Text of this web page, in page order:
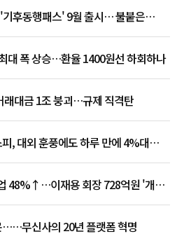
후동행패스' 9월 출시… 불붙은
대 폭 상승…환율 1400원선 하회하나
래대금 1조 붕괴…규제 직격탄
, 대외 훈풍에도 하루 만에 4%대
48%↑…이재용 회장 728억원 '개인
……무신사의 20년 플랫폼 혁명